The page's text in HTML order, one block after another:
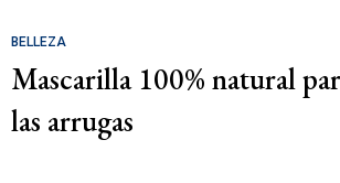
BELLEZA
Mascarilla 100% natural
las arrugas